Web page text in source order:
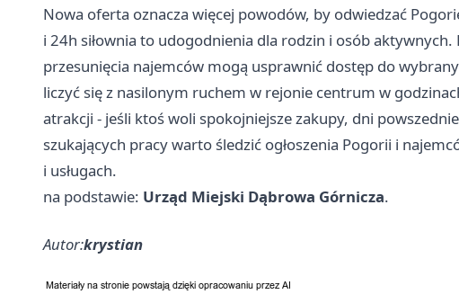
Nowa oferta oznacza więcej powodów, by odwiedzać
i 24h siłownia to udogodnienia dla rodzin i osób
przesunięcia najemców mogą usprawnić dostęp do
liczyć się z nasilonym ruchem w rejonie centrum w
atrakcji - jeśli ktoś woli spokojniejsze zakupy, dni
szukających pracy warto śledzić ogłoszenia Pogorii i
i usługach.
na podstawie: Urząd Miejski Dąbrowa Górnicza.
Autor:krystian